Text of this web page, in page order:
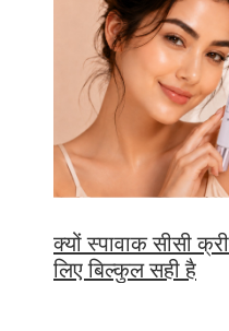
क्यों स्पावाक सीसी
लिए बिल्कुल सही है